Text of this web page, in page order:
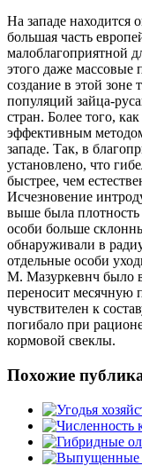
На западе находится
большая часть
малоблагоприятной
этого даже массовые
создание в этой
популяций зайца-
стран. Более того,
эффективным
западе. Так, в
установлено, что
быстрее, чем
Исчезновение
выше была
особи больше
обнаруживали в
отдельные особи
М. Мазуркевнч было
переносит месячную
чувствителен к
погибало при
кормовой свеклы.
Похожие